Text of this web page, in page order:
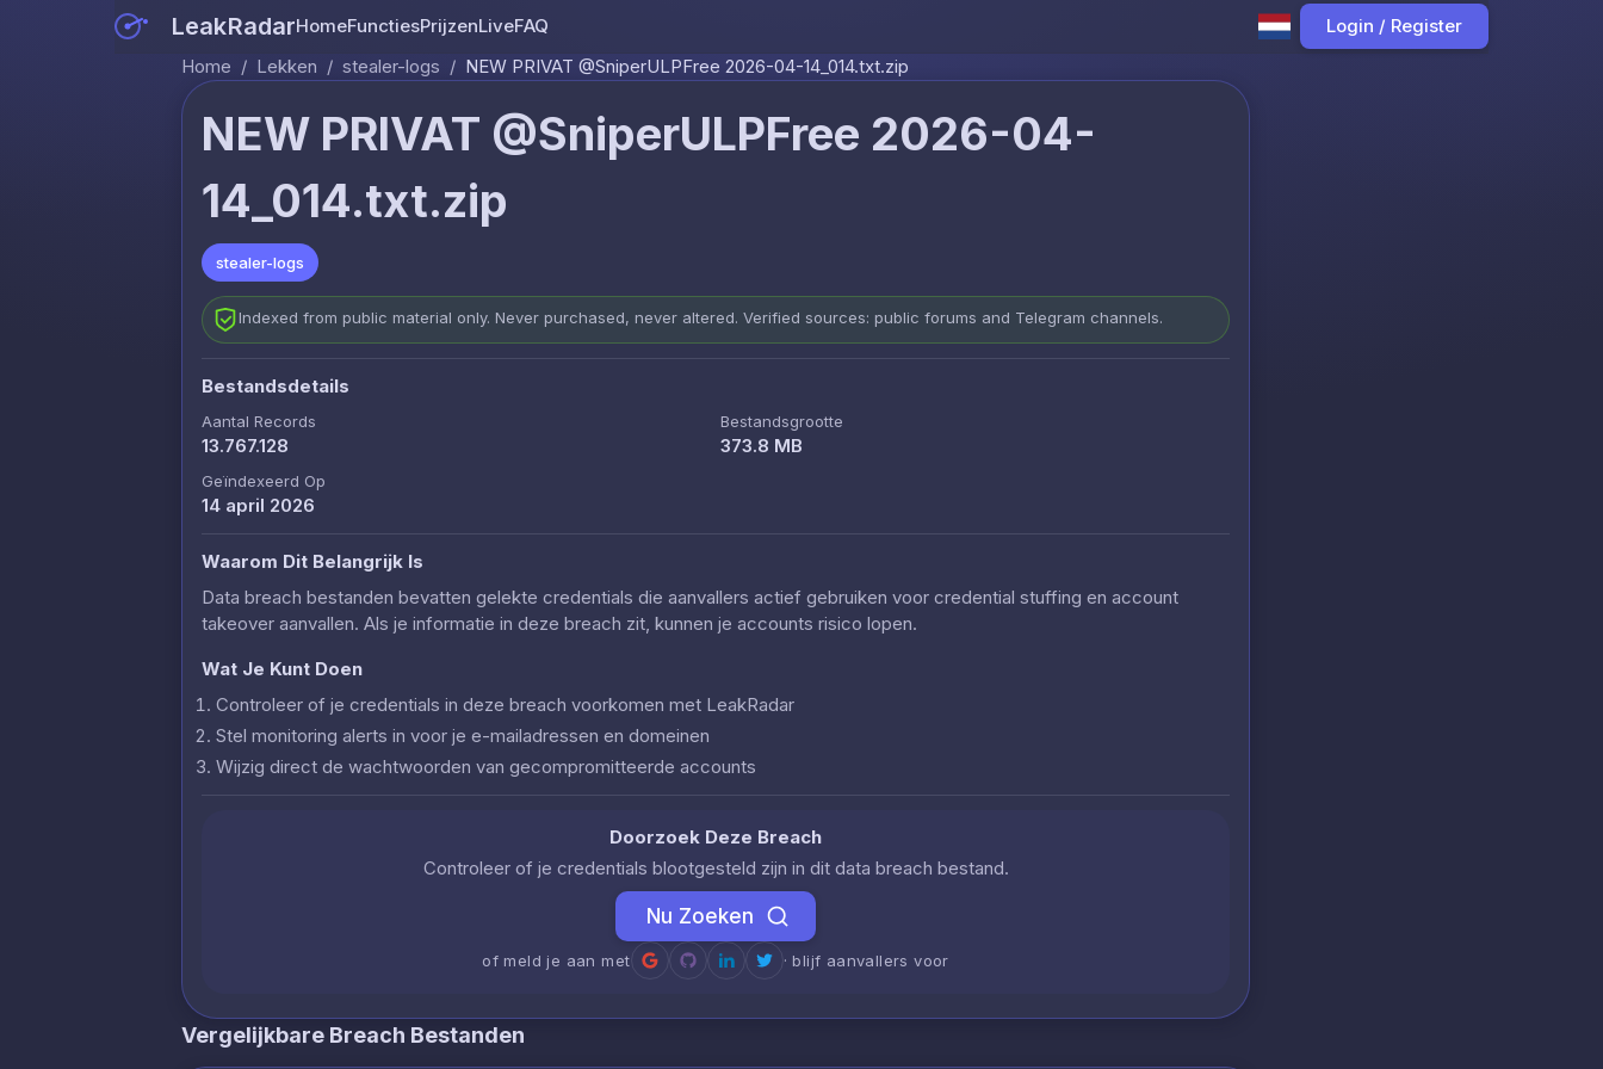
LeakRadarHomeFunctiesPrijzenLiveFAQ
Login / Register
Home / Lekken / stealer-logs / NEW PRIVAT @SniperULPFree 2026-04-14_014.txt.zip
NEW PRIVAT @SniperULPFree 2026-04-
14_014.txt.zip
stealer-logs
Indexed from public material only. Never purchased, never altered. Verified sources: public forums and Telegram channels.
Bestandsdetails
Aantal Records
13.767.128
Bestandsgrootte
373.8 MB
Geïndexeerd Op
14 april 2026
Waarom Dit Belangrijk Is
Data breach bestanden bevatten gelekte credentials die aanvallers actief gebruiken voor credential stuffing en account
takeover aanvallen. Als je informatie in deze breach zit, kunnen je accounts risico lopen.
Wat Je Kunt Doen
Controleer of je credentials in deze breach voorkomen met LeakRadar
Stel monitoring alerts in voor je e-mailadressen en domeinen
Wijzig direct de wachtwoorden van gecompromitteerde accounts
Doorzoek Deze Breach
Controleer of je credentials blootgesteld zijn in dit data breach bestand.
Nu Zoeken
of meld je aan met · blijf aanvallers voor
Vergelijkbare Breach Bestanden